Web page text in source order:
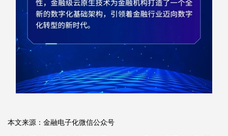
本文来源：金融电子化微信公众号